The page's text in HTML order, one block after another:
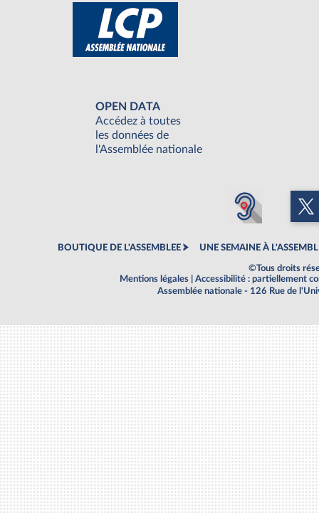
OPEN DATA
Accédez à toutes
les données de
l'Assemblée nationale
BOUTIQUE DE L'ASSEMBLEE UNE SEMAINE À
©Tous droits
Mentions légales
Accessibilité : partiellement
Assemblée nationale - 126 Rue de